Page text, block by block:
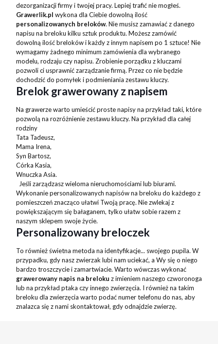
dezorganizacji firmy i twojej pracy. Lepiej trafić nie mogłeś.
Grawerlik.pl wykona dla Ciebie dowolną ilość
personalizowanych breloków. Nie musisz zamawiać z danego
napisu na breloku kilku sztuk produktu. Możesz zamówić
dowolną ilość breloków i każdy z innym napisem po 1 sztuce! Nie
wymagamy żadnego minimum zamówienia dla wybranego
modelu, rodzaju czy napisu. Zrobienie porządku z kluczami
pozwoli ci usprawnić zarządzanie firmą. Przez co nie będzie
dochodzić do pomyłek i podmieniania zestawu kluczy.
Brelok grawerowany z napisem
Na grawerze warto umieścić proste napisy na przykład taki, które
pozwolą na rozróżnienie zestawu kluczy. Na przykład dla całej
rodziny
Tata Tadeusz,
Mama Irena,
Syn Bartosz,
Córka Kasia,
Wnuczka Asia.
Jeśli zarządzasz wieloma nieruchomościami lub biurami.
Wykonanie personalizowanych napisów na breloku do każdego z
pomieszczeń znacząco ułatwi Twoją pracę. Nie zwlekaj z
powiększającym się bałaganem, tylko ułatw sobie razem z
naszym sklepem swoje życie.
Personalizowany breloczek
To również świetna metoda na identyfikacje... swojego pupila. W
przypadku, gdy nasz zwierzak lubi nam uciekać, a Wy się o niego
bardzo troszczycie i zamartwiacie. Warto wówczas wykonać
grawerowany napis na breloku z imieniem naszego czworonoga
lub na przykład ptaka czy innego zwierzęcia. I również na takim
breloku dla zwierzęcia warto podać numer telefonu do nas, aby
znalazca się z nami skontaktował, gdy odnajdzie zwierzę.